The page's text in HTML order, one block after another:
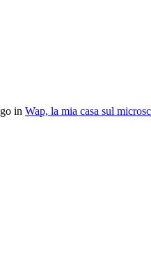
in Wap, la mia casa sul